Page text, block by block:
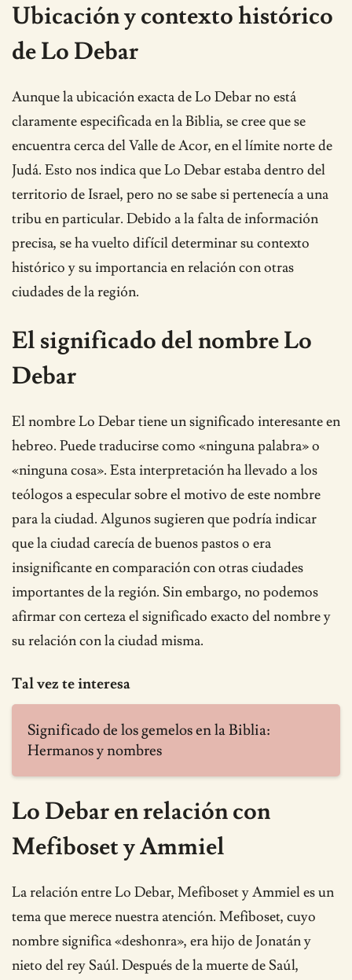
Ubicación y contexto histórico
de Lo Debar
Aunque la ubicación exacta de Lo Debar no está
claramente especificada en la Biblia, se cree que se
encuentra cerca del Valle de Acor, en el límite norte de
Judá. Esto nos indica que Lo Debar estaba dentro del
territorio de Israel, pero no se sabe si pertenecía a una
tribu en particular. Debido a la falta de información
precisa, se ha vuelto difícil determinar su contexto
histórico y su importancia en relación con otras
ciudades de la región.
El significado del nombre Lo
Debar
El nombre Lo Debar tiene un significado interesante en
hebreo. Puede traducirse como «ninguna palabra» o
«ninguna cosa». Esta interpretación ha llevado a los
teólogos a especular sobre el motivo de este nombre
para la ciudad. Algunos sugieren que podría indicar
que la ciudad carecía de buenos pastos o era
insignificante en comparación con otras ciudades
importantes de la región. Sin embargo, no podemos
afirmar con certeza el significado exacto del nombre y
su relación con la ciudad misma.
Tal vez te interesa
Significado de los gemelos en la Biblia:
Hermanos y nombres
Lo Debar en relación con
Mefiboset y Ammiel
La relación entre Lo Debar, Mefiboset y Ammiel es un
tema que merece nuestra atención. Mefiboset, cuyo
nombre significa «deshonra», era hijo de Jonatán y
nieto del rey Saúl. Después de la muerte de Saúl,